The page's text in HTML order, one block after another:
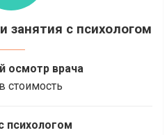
занятия с психологом
осмотр врача
стоимость
психологом